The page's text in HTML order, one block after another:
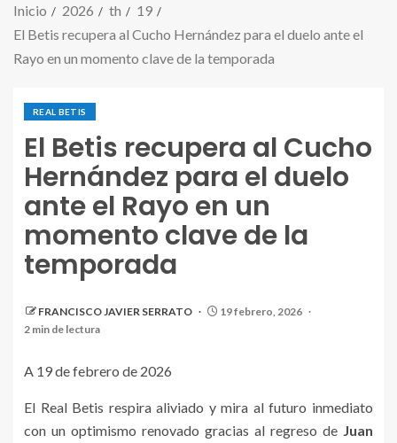
Inicio 2026 th
19
El Betis recupera al Cucho Hernández para el duelo ante el
Rayo en un momento clave de la temporada
REAL BETIS
El Betis recupera al Cucho
Hernández para el duelo
ante el Rayo en un
momento clave de la
temporada
FRANCISCO JAVIER SERRATO
19 febrero, 2026
2 min de lectura
A 19 de febrero de 2026
El Real Betis respira aliviado y mira al futuro inmediato
con un optimismo renovado gracias al regreso de Juan